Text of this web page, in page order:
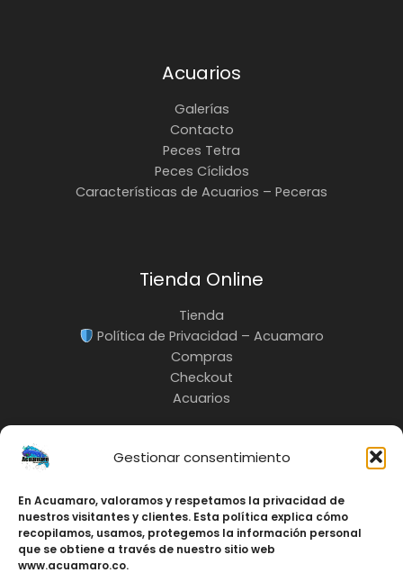
Gestionar consentimiento
En Acuamaro, valoramos y respetamos la privacidad de
nuestros visitantes y clientes. Esta política explica cómo
recopilamos, usamos, protegemos la información personal
que se obtiene a través de nuestro sitio web
www.acuamaro.co.
Acuarios
Galerías
Contacto
Peces Tetra
Peces Cíclidos
Características de Acuarios – Peceras
Tienda Online
Tienda
Política de Privacidad – Acuamaro
Compras
Checkout
Acuarios
INFO:
3217685535
Cali-Colombia